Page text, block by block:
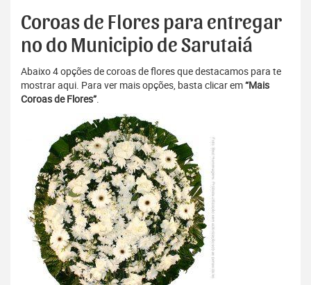
Coroas de Flores para entregar
no do Municipio de Sarutaiá
Abaixo 4 opções de coroas de flores que destacamos para te
mostrar aqui. Para ver mais opções, basta clicar em“Mais
Coroas de Flores”.